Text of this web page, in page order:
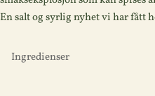
En salt og syrlig nyhet vi har fått
Ingredienser